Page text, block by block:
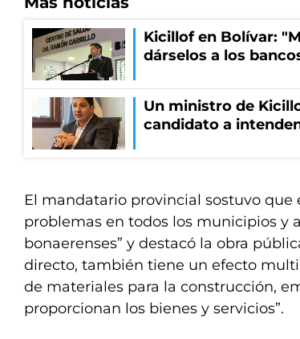
Kicillof en Bolívar:
dárselos a los
Un ministro de
candidato a
El mandatario provincial sostuvo que
problemas en todos los municipios y
bonaerenses” y destacó la obra
directo, también tiene un efecto
de materiales para la construcción,
proporcionan los bienes y servicios”.